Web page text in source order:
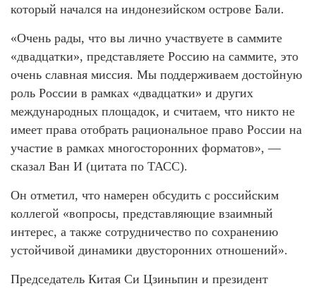
который начался на индонезийском острове Бали.
«Очень рады, что вы лично участвуете в саммите
«двадцатки», представляете Россию на саммите, это
очень славная миссия. Мы поддерживаем достойную
роль России в рамках «двадцатки» и других
международных площадок, и считаем, что никто не
имеет права отобрать рациональное право России на
участие в рамках многосторонних форматов», —
сказал Ван И (цитата по ТАСС).
Он отметил, что намерен обсудить с российским
коллегой «вопросы, представляющие взаимный
интерес, а также сотрудничество по сохранению
устойчивой динамики двусторонних отношений».
Председатель Китая Си Цзиньпин и президент